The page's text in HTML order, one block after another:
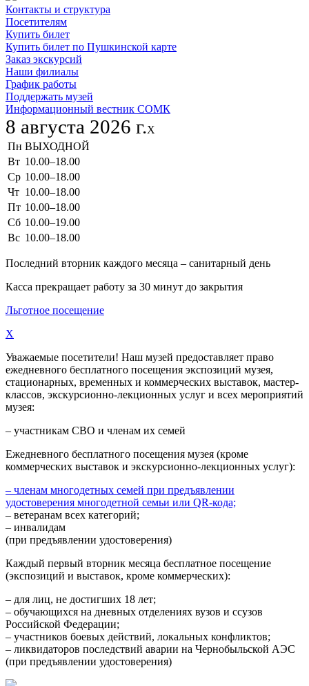
Контакты и структура
Посетителям
Купить билет
Купить билет по Пушкинской карте
Заказ экскурсий
Наши филиалы
График работы
Поддержать музей
Информационный вестник СОМК
8 августа 2026 г.X
Пн ВЫХОДНОЙ
Вт 10.00–18.00
Ср 10.00–18.00
Чт 10.00–18.00
Пт 10.00–18.00
Сб 10.00–19.00
Вс 10.00–18.00
Последний вторник каждого месяца – санитарный день
Касса прекращает работу за 30 минут до закрытия
Льготное посещение
X
Уважаемые посетители! Наш музей предоставляет право
ежедневного бесплатного посещения экспозиций музея,
стационарных, временных и коммерческих выставок, мастер-
классов, экскурсионно-лекционных услуг и всех мероприятий
музея:
– участникам СВО и членам их семей
Ежедневного бесплатного посещения музея (кроме
коммерческих выставок и экскурсионно-лекционных услуг):
– членам многодетных семей при предъявлении
удостоверения многодетной семьи или QR-кода;
– ветеранам всех категорий;
– инвалидам
(при предъявлении удостоверения)
Каждый первый вторник месяца бесплатное посещение
(экспозиций и выставок, кроме коммерческих):
– для лиц, не достигших 18 лет;
– обучающихся на дневных отделениях вузов и ссузов
Российской Федерации;
– участников боевых действий, локальных конфликтов;
– ликвидаторов последствий аварии на Чернобыльской АЭС
(при предъявлении удостоверения)